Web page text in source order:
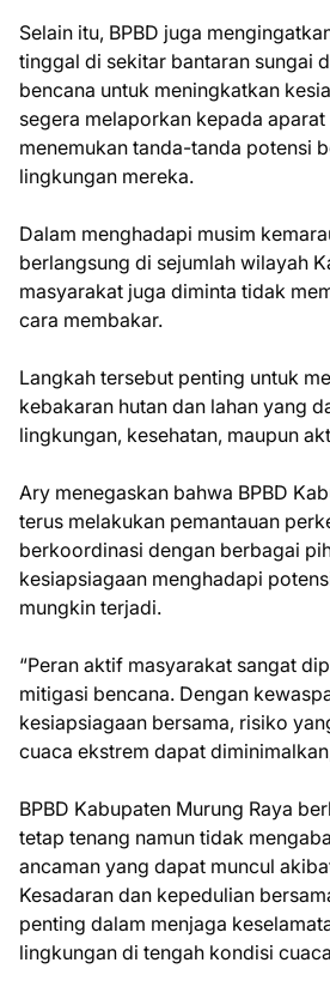
Selain itu, BPBD juga
tinggal di sekitar bantaran sungai
bencana untuk meningkatkan
segera melaporkan kepada
menemukan tanda-tanda potensi
lingkungan mereka.
Dalam menghadapi musim
berlangsung di sejumlah wilayah
masyarakat juga diminta tidak
cara membakar.
Langkah tersebut penting untuk
kebakaran hutan dan lahan yang
lingkungan, kesehatan, maupun
Ary menegaskan bahwa BPBD
terus melakukan pemantauan
berkoordinasi dengan berbagai
kesiapsiagaan menghadapi
mungkin terjadi.
“Peran aktif masyarakat sangat
mitigasi bencana. Dengan
kesiapsiagaan bersama, risiko
cuaca ekstrem dapat
BPBD Kabupaten Murung Raya
tetap tenang namun tidak
ancaman yang dapat muncul
Kesadaran dan kepedulian
penting dalam menjaga
lingkungan di tengah kondisi